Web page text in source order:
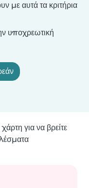
με αυτά τα κριτήρια
υποχρεωτική
για να βρείτε